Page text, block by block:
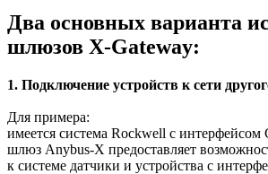
Два основных варианта
шлюзов X-Gateway:
1. Подключение устройств к сети
Для примера:
имеется система Rockwell с
шлюз Anybus-X предоставляет
к системе датчики и устройства с